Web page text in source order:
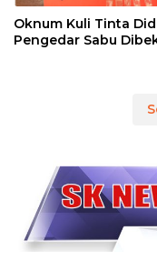
Oknum Kuli Tinta
Pengedar Sabu